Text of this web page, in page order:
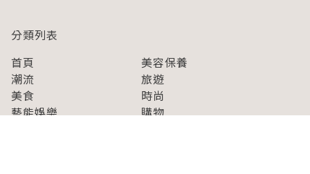
分類列表
首頁
美容保養
潮流
旅遊
美食
時尚
藝能娛樂
購物